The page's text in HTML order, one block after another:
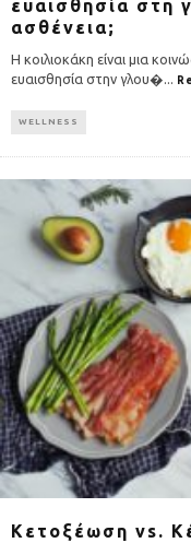
ευαισθησία στη
ασθένεια;
Η κοιλιοκάκη είναι μια
ευαισθησία στην γλου�
WELLNESS
Κετοξέωση vs.